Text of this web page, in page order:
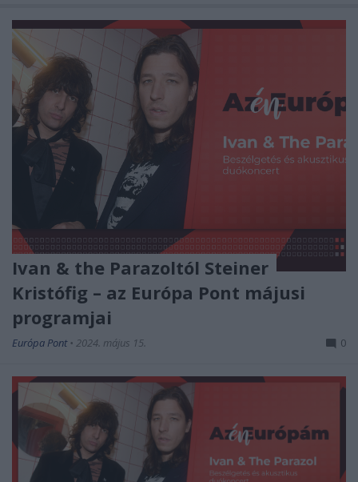
Ivan & the Parazoltól Steiner
Kristófig – az Európa Pont májusi
programjai
Európa Pont • 2024. május 15. 0